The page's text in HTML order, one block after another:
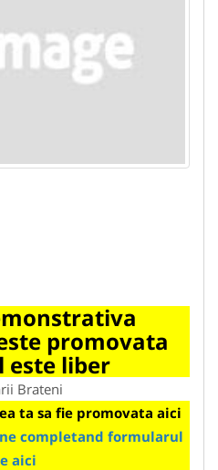
promovata
este liber
Brateni
ta sa fie promovata aici
completand formularul
aici